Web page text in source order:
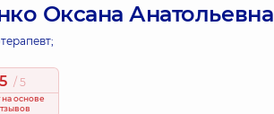
Оксана Анатольевна
5 / 5
на основе